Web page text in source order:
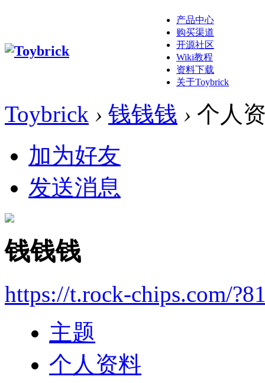
产品中心
购买渠道
开源社区
Wiki教程
资料下载
关于Toybrick
Toybrick › 钱钱钱 › 个人
加为好友
发送消息
钱钱钱
https://t.rock-chips.com/
主题
个人资料